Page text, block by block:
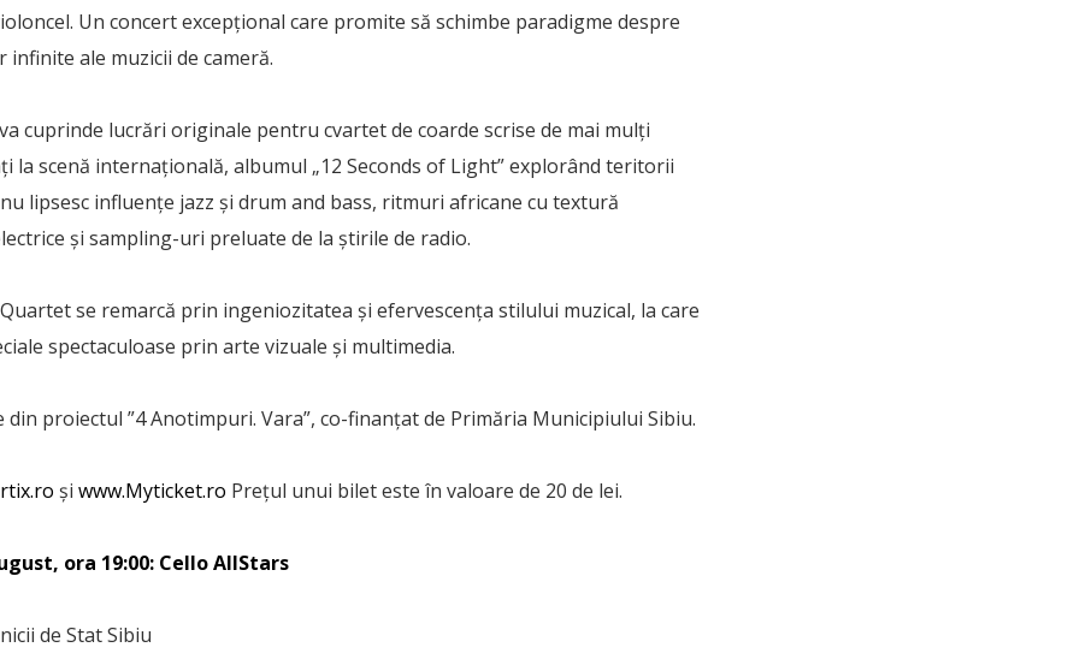
Un concert excepțional care promite să schimbe paradigme despre
ale muzicii de cameră.
cuprinde lucrări originale pentru cvartet de coarde scrise de mai mulți
la scenă internațională, albumul „12 Seconds of Light” explorând teritorii
lipsesc influențe jazz și drum and bass, ritmuri africane cu textură
și sampling-uri preluate de la știrile de radio.
se remarcă prin ingeniozitatea și efervescența stilului muzical, la care
spectaculoase prin arte vizuale și multimedia.
proiectul ”4 Anotimpuri. Vara”, co-finanțat de Primăria Municipiului Sibiu.
și www.Myticket.ro Prețul unui bilet este în valoare de 20 de lei.
ora 19:00: Cello AllStars
de Stat Sibiu